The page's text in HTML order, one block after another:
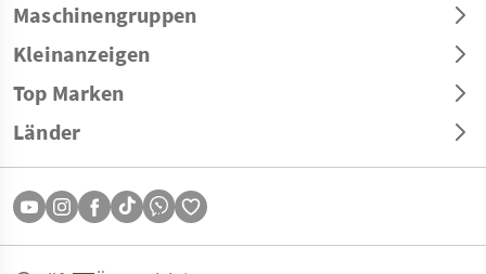
Maschinengruppen
Kleinanzeigen
Top Marken
Länder